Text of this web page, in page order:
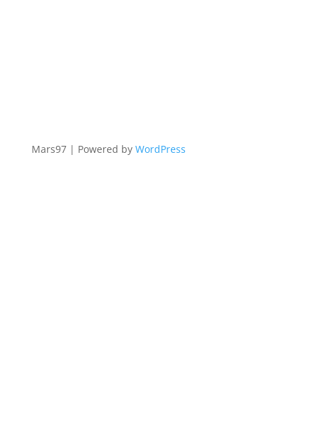
Mars97 | Powered by WordPress